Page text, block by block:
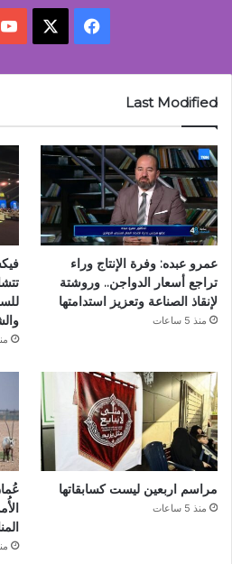
فيسبوك
Last Modified
عمرو عبده: وفرة الإنتاج وراء
تراجع أسعار الدواجن.. وروشتة
لإنقاذ الصناعة وتعزيز استدامتها
منذ 5 ساعات
منذ 5
مراسم اربعين ليست كسابقاتها
منذ 5 ساعات
منذ